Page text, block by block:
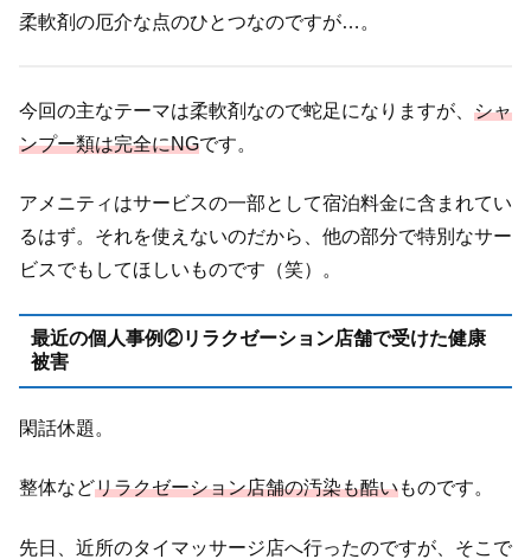
柔軟剤の厄介な点のひとつなのですが…。
今回の主なテーマは柔軟剤なので蛇足になりますが、 シャ
ンプー類は完全にNGです。
アメニティはサービスの一部として宿泊料金に含まれてい
るはず。それを使えないのだから、他の部分で特別なサー
ビスでもしてほしいものです（笑）。
最近の個人事例②リラクゼーション店舗で受けた健康
被害
閑話休題。
整体などリラクゼーション店舗の汚染も酷いものです。
先日、近所のタイマッサージ店へ行ったのですが、そこで